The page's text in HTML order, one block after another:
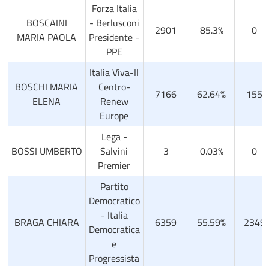
BOSCAINI
MARIA PAOLA
Forza Italia
- Berlusconi
Presidente -
PPE
2901 85.3% 0
BOSCHI MARIA
ELENA
Italia Viva-Il
Centro-
Renew
Europe
7166 62.64% 155
BOSSI UMBERTO
Lega -
Salvini
Premier
3 0.03% 0
BRAGA CHIARA
Partito
Democratico
- Italia
Democratica
e
Progressista
6359 55.59% 2349